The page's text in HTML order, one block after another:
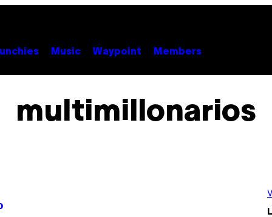
Music Waypoint Members
multimillonarios